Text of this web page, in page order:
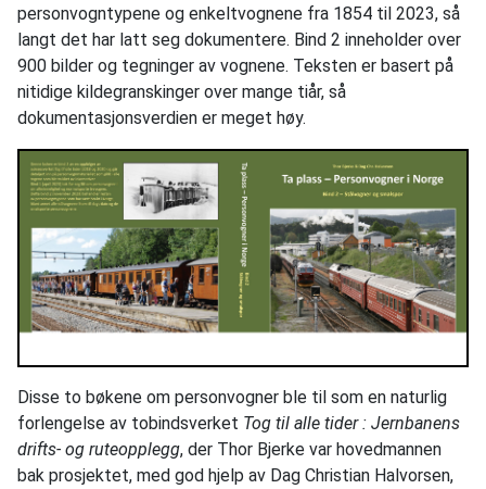
personvogntypene og enkeltvognene fra 1854 til 2023, så
langt det har latt seg dokumentere. Bind 2 inneholder over
900 bilder og tegninger av vognene. Teksten er basert på
nitidige kildegranskinger over mange tiår, så
dokumentasjonsverdien er meget høy.
Disse to bøkene om personvogner ble til som en naturlig
forlengelse av tobindsverket Tog til alle tider : Jernbanens
drifts- og ruteopplegg, der Thor Bjerke var hovedmannen
bak prosjektet, med god hjelp av Dag Christian Halvorsen,